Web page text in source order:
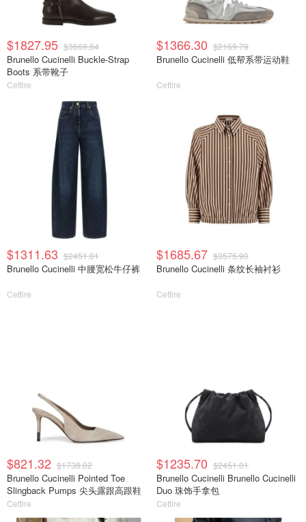
$1827.95 $3669.64
Brunello Cucinelli Buckle-Strap
Boots 系带靴子
Cettire
$1366.30 $2169.79
Brunello Cucinelli 低帮系带运动鞋
Cettire
$1311.63 $2451.01
Brunello Cucinelli 中腰宽松牛仔裤
Cettire
$1685.67 $3575.90
Brunello Cucinelli 条纹长袖衬衫
Cettire
$821.32 $1738.02
Brunello Cucinelli Pointed Toe
Slingback Pumps 尖头露跟高跟鞋
Cettire
$1235.70 $2451.01
Brunello Cucinelli Brunello Cucinelli
Duo 珠饰手拿包
Cettire